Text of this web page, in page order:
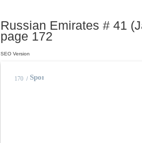
Russian Emirates # 41
page 172
170 / Sport
SEO Version